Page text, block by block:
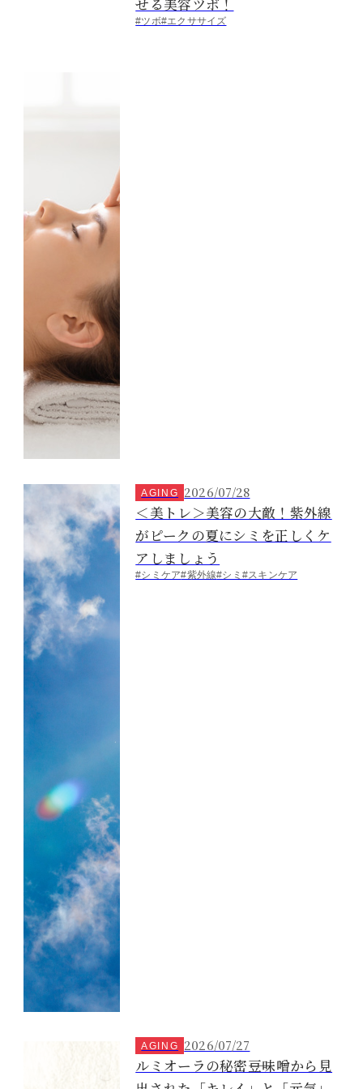
せる美容ツボ！
#ツボ#エクササイズ
AGING 2026/07/28
＜美トレ＞美容の大敵！紫外線
がピークの夏にシミを正しくケ
アしましょう
#シミケア#紫外線#シミ #スキンケア
AGING 2026/07/27
ルミオーラの秘密――豆味噌から見